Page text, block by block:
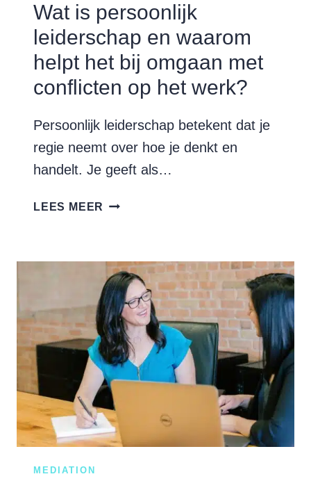
Wat is persoonlijk
leiderschap en waarom
helpt het bij omgaan met
conflicten op het werk?
Persoonlijk leiderschap betekent dat je
regie neemt over hoe je denkt en
handelt. Je geeft als…
LEES MEER WAT
EN
WAAROM
HELPT
HET
BIJ
OMGAAN
MET
CONFLICTEN
OP
HET
WERK?
MEDIATION